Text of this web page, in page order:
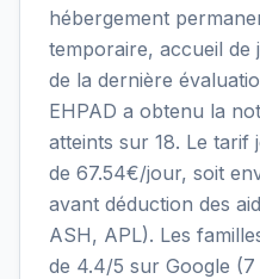
hébergement
temporaire, accueil de
de la dernière
EHPAD a obtenu la
atteints sur 18. Le tarif
de 67.54€/jour, soit
avant déduction des
ASH, APL). Les
de 4.4/5 sur Google